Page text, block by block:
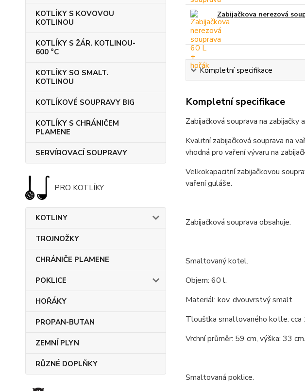
KOTLÍKY S KOVOVOU
KOTLINOU
KOTLÍKY S ŽÁR. KOTLINOU-
600 °C
KOTLÍKY SO SMALT.
KOTLINOU
KOTLÍKOVÉ SOUPRAVY BIG
KOTLÍKY S CHRÁNIČEM
PLAMENE
SERVÍROVACÍ SOUPRAVY
PRO KOTLÍKY
KOTLINY
TROJNOŽKY
CHRÁNIČE PLAMENE
POKLICE
HOŘÁKY
PROPAN-BUTAN
ZEMNÍ PLYN
RŮZNÉ DOPLŇKY
Zabijačkova nerezová
Kompletní specifikace
Kompletní specifikace
Zabijačková souprava na
Kvalitní zabijačková souprava na
vhodná pro vaření vývaru na
Velkokapacitní zabijačkovou
vaření guláše.
Zabijačková souprava obsahuje:
Smaltovaný kotel.
Objem: 60 l.
Materiál: kov, dvouvrstvý smalt
Tloušťka smaltovaného kotle: cca
Vrchní průměr: 59 cm, výška: 33 cm.
Smaltovaná poklice.